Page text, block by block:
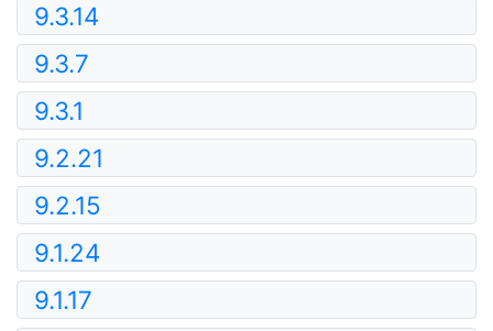
9.3.14
9.3.7
9.3.1
9.2.21
9.2.15
9.1.24
9.1.17